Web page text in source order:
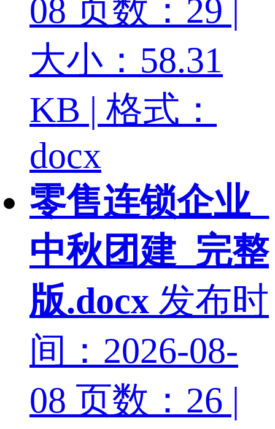
08 页数：29 |
大小：58.31
KB | 格式：
docx
零售连锁企业_
中秋团建_完整
版.docx 发布时
间：2026-08-
08 页数：26 |